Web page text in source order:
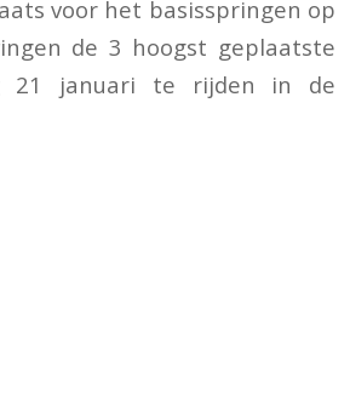
voor het basisspringen op
de 3 hoogst geplaatste
21 januari te rijden in de